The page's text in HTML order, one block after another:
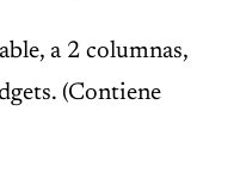
a 2 columnas,
(Contiene